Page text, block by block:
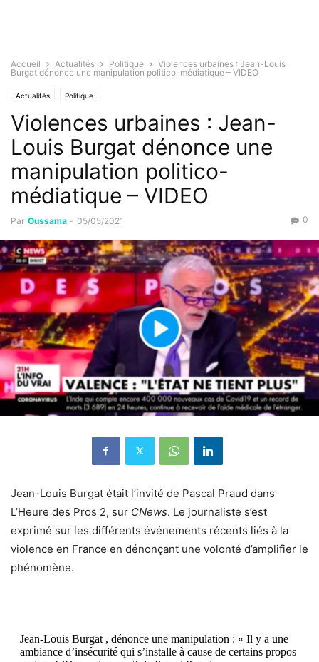
Accueil Actualités Politique
Violences urbaines : Jean-Louis
Burgat dénonce une manipulation politico-médiatique – VIDEO
Actualités Politique
Violences urbaines : Jean-
Louis Burgat dénonce une
manipulation politico-
médiatique – VIDEO
Par Oussama - 05/05/2021 0
Jean-Louis Burgat était l’invité de Pascal Praud dans
L’Heure des Pros 2, sur CNews. Le journaliste s’est
exprimé sur les différents événements récents liés à la
violence en France en dénonçant une volonté d’amplifier le
phénomène.
Jean-Louis Burgat , dénonce une manipulation : « Il y a une
ambiance d’insécurité qui s’installe à cause de certains propos